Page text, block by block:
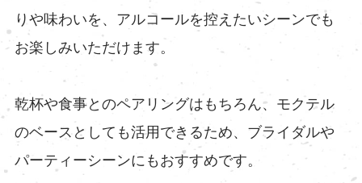
りや味わいを、アルコールを控えたいシーンでも
お楽しみいただけます。
乾杯や食事とのペアリングはもちろん、モクテル
のベースとしても活用できるため、ブライダルや
パーティーシーンにもおすすめです。